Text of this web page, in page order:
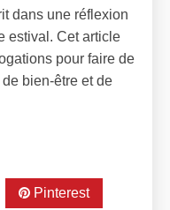
dans une réflexion
estival. Cet article
pour faire de
bien-être et de
Pinterest